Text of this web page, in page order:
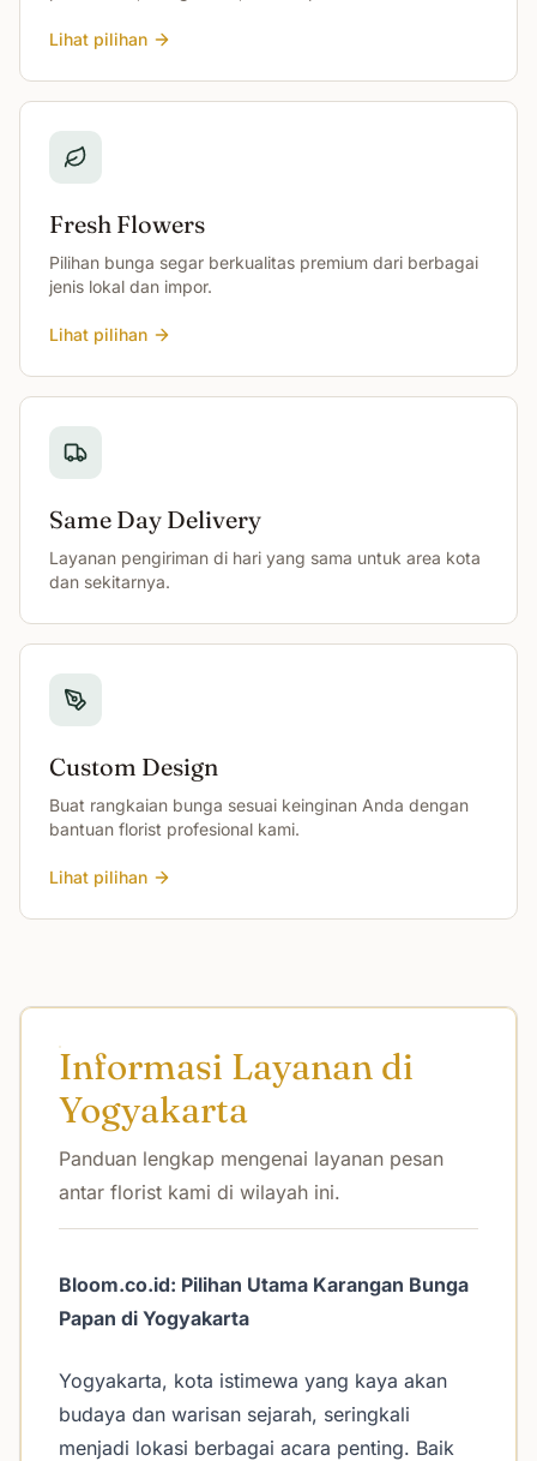
Lihat pilihan
Fresh Flowers
Pilihan bunga segar berkualitas premium dari berbagai
jenis lokal dan impor.
Lihat pilihan
Same Day Delivery
Layanan pengiriman di hari yang sama untuk area kota
dan sekitarnya.
Custom Design
Buat rangkaian bunga sesuai keinginan Anda dengan
bantuan florist profesional kami.
Lihat pilihan
Informasi Layanan di
Yogyakarta
Panduan lengkap mengenai layanan pesan
antar florist kami di wilayah ini.
Bloom.co.id: Pilihan Utama Karangan Bunga
Papan di Yogyakarta
Yogyakarta, kota istimewa yang kaya akan
budaya dan warisan sejarah, seringkali
menjadi lokasi berbagai acara penting. Baik